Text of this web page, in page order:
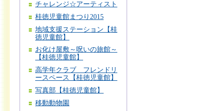
チャレンジ☆アーティスト
桂徳児童館まつり2015
地域支援ステーション【桂
徳児童館】
お化け屋敷～呪いの旅館～
【桂徳児童館】
高学年クラブ フレンドリ
ースペース【桂徳児童館】
写真部【桂徳児童館】
移動動物園